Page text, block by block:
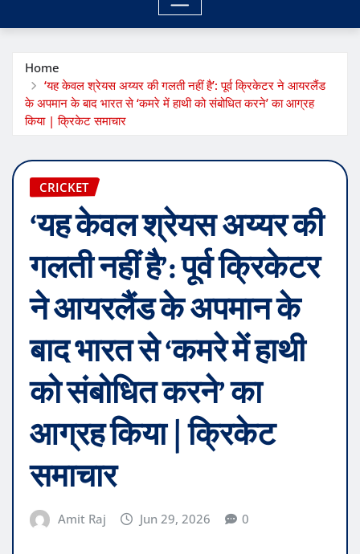
Home
‘यह केवल श्रेयस अय्यर की गलती नहीं है’: पूर्व क्रिकेटर ने आयरलैंड
के अपमान के बाद भारत से ‘कमरे में हाथी को संबोधित करने’ का आग्रह
किया | क्रिकेट समाचार
CRICKET
‘यह केवल श्रेयस अय्यर की
गलती नहीं है’: पूर्व क्रिकेटर
ने आयरलैंड के अपमान के
बाद भारत से ‘कमरे में हाथी
को संबोधित करने’ का
आग्रह किया | क्रिकेट
समाचार
Amit Raj Jun 29, 2026 0